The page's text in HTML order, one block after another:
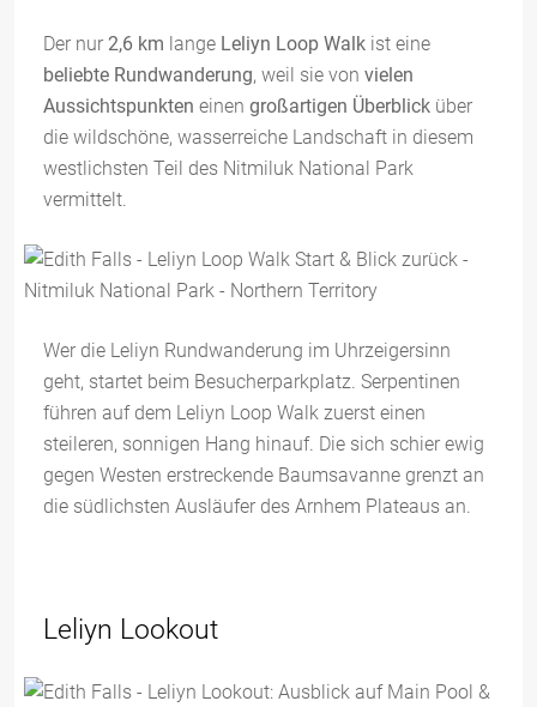
Der nur 2,6 km lange Leliyn Loop Walk ist eine
beliebte Rundwanderung, weil sie von vielen
Aussichtspunkten einen großartigen Überblick über
die wildschöne, wasserreiche Landschaft in diesem
westlichsten Teil des Nitmiluk National Park
vermittelt.
Wer die Leliyn Rundwanderung im Uhrzeigersinn
geht, startet beim Besucherparkplatz. Serpentinen
führen auf dem Leliyn Loop Walk zuerst einen
steileren, sonnigen Hang hinauf. Die sich schier ewig
gegen Westen erstreckende Baumsavanne grenzt an
die südlichsten Ausläufer des Arnhem Plateaus an.
Leliyn Lookout